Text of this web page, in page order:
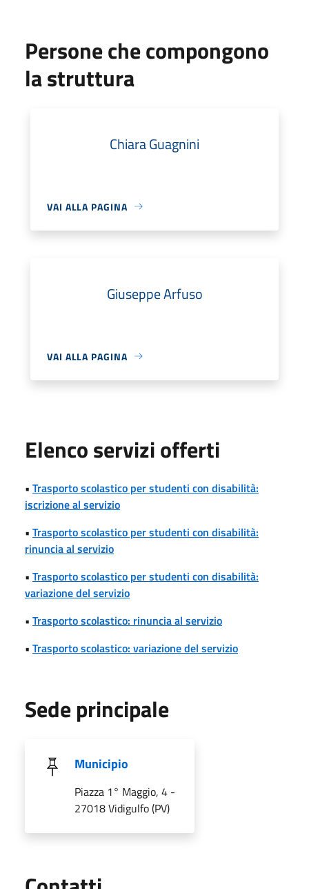
Persone che compongono
la struttura
Chiara Guagnini
VAI ALLA PAGINA
Giuseppe Arfuso
VAI ALLA PAGINA
Elenco servizi offerti
• Trasporto scolastico per studenti con disabilità:
iscrizione al servizio
• Trasporto scolastico per studenti con disabilità:
rinuncia al servizio
• Trasporto scolastico per studenti con disabilità:
variazione del servizio
• Trasporto scolastico: rinuncia al servizio
• Trasporto scolastico: variazione del servizio
Sede principale
Municipio
Piazza 1° Maggio, 4 -
27018 Vidigulfo (PV)